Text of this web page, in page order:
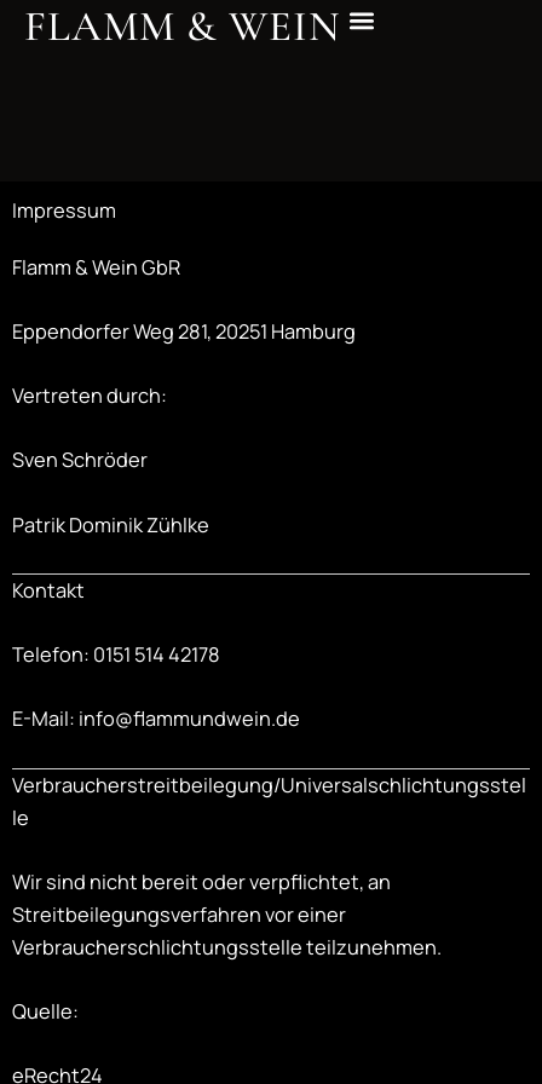
Zum
InhaltFLAMM & WEIN
Impressum
Flamm & Wein GbR
Eppendorfer Weg 281, 20251 Hamburg
Vertreten durch:
Sven Schröder
Patrik Dominik Zühlke
Kontakt
Telefon: 0151 514 42178
E-Mail: info@flammundwein.de
Verbraucherstreitbeilegung/Universalschlichtungsstel
le
Wir sind nicht bereit oder verpflichtet, an
Streitbeilegungsverfahren vor einer
Verbraucherschlichtungsstelle teilzunehmen.
Quelle:
eRecht24